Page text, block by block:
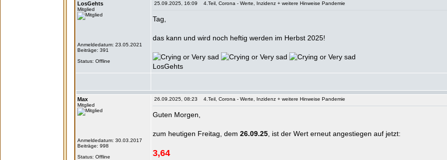
LosGehts
Mitglied
Anmeldedatum: 23.05.2021
Beiträge: 391
Status: Offline
25.09.2025, 16:09 4.Teil, Corona - Werte, Inzidenz + weitere Hinweise Pandemie
Tag,
das kann und wird noch heftig werden im Herbst 2025!
LosGehts
Max
Mitglied
Anmeldedatum: 30.03.2017
Beiträge: 998
Status: Offline
26.09.2025, 08:23 4.Teil, Corona - Werte, Inzidenz + weitere Hinweise Pandemie
Guten Morgen,
zum heutigen Freitag, dem 26.09.25 , ist der Wert erneut angestiegen auf jetzt:
3,64